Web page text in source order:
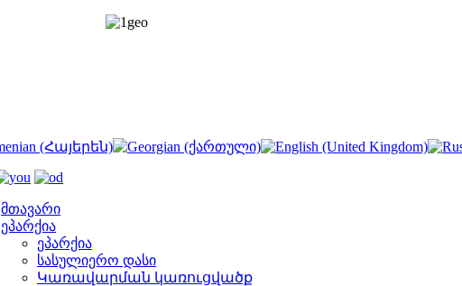
მთავარი
ეპარქია
ეპარქია
სასულიერო დასი
Կառավարման կառուցվածք